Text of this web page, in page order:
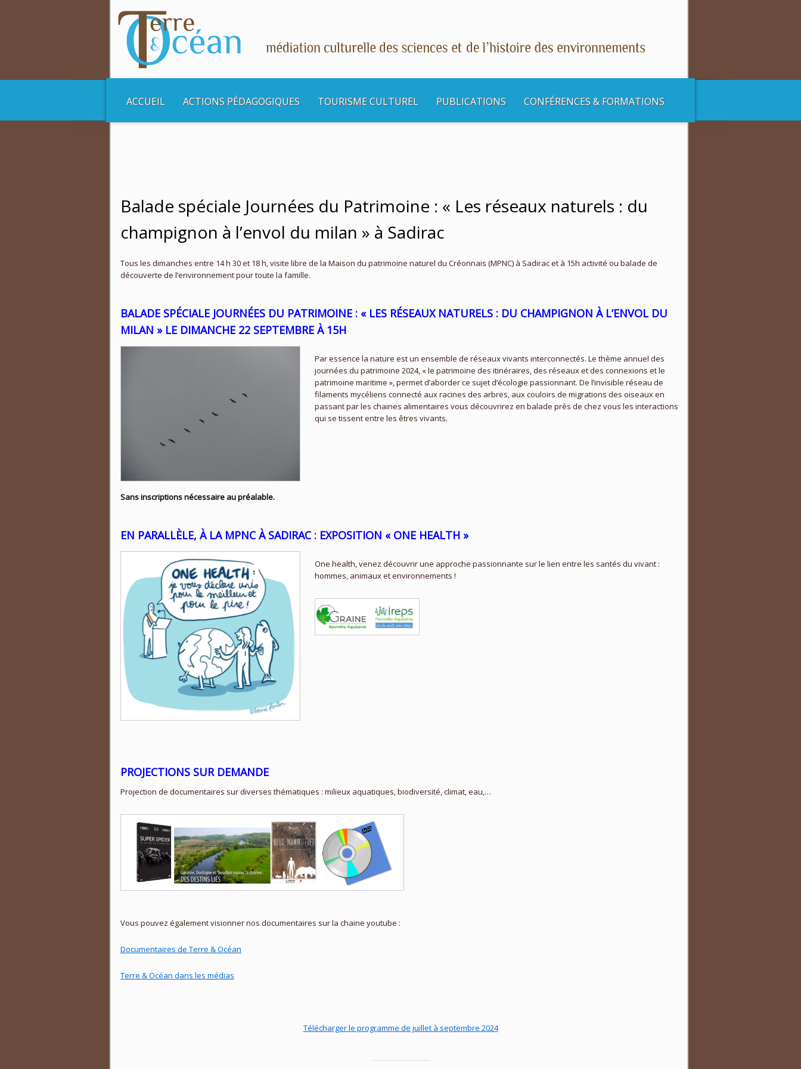
ACCUEIL ACTIONS PÉDAGOGIQUES TOURISME CULTUREL PUBLICATIONS CONFÉRENCES & FORMATIONS
Balade spéciale Journées du Patrimoine : « Les réseaux naturels : du
champignon à l’envol du milan » à Sadirac
Tous les dimanches entre 14 h 30 et 18 h, visite libre de la Maison du patrimoine naturel du Créonnais (MPNC) à Sadirac et à 15h activité ou balade de
découverte de l’environnement pour toute la famille.
BALADE SPÉCIALE JOURNÉES DU PATRIMOINE : « LES RÉSEAUX NATURELS : DU CHAMPIGNON À L’ENVOL DU
MILAN » LE DIMANCHE 22 SEPTEMBRE À 15H
Par essence la nature est un ensemble de réseaux vivants interconnectés. Le thème annuel des
journées du patrimoine 2024, « le patrimoine des itinéraires, des réseaux et des connexions et le
patrimoine maritime », permet d’aborder ce sujet d’écologie passionnant. De l’invisible réseau de
filaments mycéliens connecté aux racines des arbres, aux couloirs de migrations des oiseaux en
passant par les chaines alimentaires vous découvrirez en balade près de chez vous les interactions
qui se tissent entre les êtres vivants.
Sans inscriptions nécessaire au préalable.
EN PARALLÈLE, À LA MPNC À SADIRAC : EXPOSITION « ONE HEALTH »
One health, venez découvrir une approche passionnante sur le lien entre les santés du vivant :
hommes, animaux et environnements !
PROJECTIONS SUR DEMANDE
Projection de documentaires sur diverses thématiques : milieux aquatiques, biodiversité, climat, eau,…
Vous pouvez également visionner nos documentaires sur la chaine youtube :
Documentaires de Terre & Océan
Terre & Océan dans les médias
Télécharger le programme de juillet à septembre 2024